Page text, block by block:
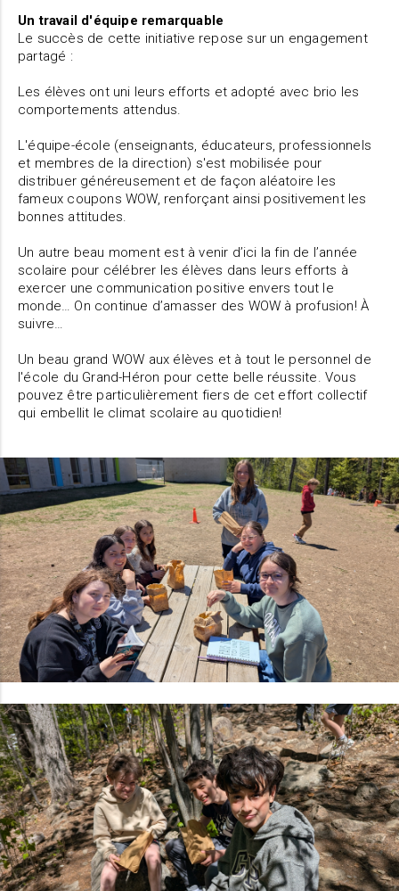
Un travail d'équipe remarquable
Le succès de cette initiative repose sur un engagement
partagé :
Les élèves ont uni leurs efforts et adopté avec brio les
comportements attendus.
L'équipe-école (enseignants, éducateurs, professionnels
et membres de la direction) s'est mobilisée pour
distribuer généreusement et de façon aléatoire les
fameux coupons WOW, renforçant ainsi positivement les
bonnes attitudes.
Un autre beau moment est à venir d’ici la fin de l’année
scolaire pour célébrer les élèves dans leurs efforts à
exercer une communication positive envers tout le
monde… On continue d’amasser des WOW à profusion! À
suivre…
Un beau grand WOW aux élèves et à tout le personnel de
l'école du Grand-Héron pour cette belle réussite. Vous
pouvez être particulièrement fiers de cet effort collectif
qui embellit le climat scolaire au quotidien!